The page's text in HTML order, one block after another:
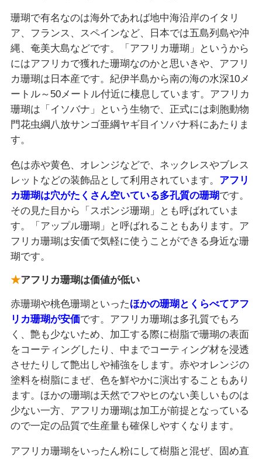
珊瑚で有名なのは海外であれば地中海沿岸のイタリ
ア、フランス、スペインなど、日本では五島列島や沖
縄、奄美大島などです。「アフリカ珊瑚」というから
にはアフリカで獲れた珊瑚なのかと思いきや、アフリ
カ珊瑚は日本産です。紀伊半島から南の海の水深10メ
ートル～50メートル付近に棲息しています。アフリカ
珊瑚は「イソバナ」という生物で、正式には刺胞動物
門花虫綱八放サンゴ亜綱ヤギ目イソバナ科にあたりま
す。
色は赤や黄色、オレンジなどで、ネックレスやブレス
レットなどの装飾品として利用されています。 アフリ
カ珊瑚は穴がたくさん空いている多孔質の珊瑚です。
その見た目から「スポンジ珊瑚」とも呼ばれていま
す。「アップル珊瑚」と呼ばれることもあります。ア
フリカ珊瑚は安価で気軽に使うことができる身近な珊
瑚です。
アフリカ珊瑚は価値が低い
赤珊瑚や桃色珊瑚といったほかの珊瑚とくらべてアフ
リカ珊瑚が安価です。アフリカ珊瑚は多孔質でもろ
く、艶も少ないため、加工する際に樹脂で珊瑚の表面
をコーティングしたり、中までコーティング材を浸透
させたりして艶出しや補強をします。赤やオレンジの
塗料を樹脂にまぜ、色を鮮やかに演出することもあり
ます。ほかの珊瑚は天然でフやヒのない美しいものは
少ない一方、アフリカ珊瑚は加工が前提となっている
ので一定の品質で生産量も確保しやすくなります。
アフリカ珊瑚をいったん粉にして樹脂と混ぜ、固め直